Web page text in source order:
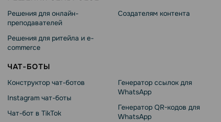
Решения для онлайн-
преподавателей
Решения для ритейла и e-
commerce
Создателям контента
ЧАТ-БОТЫ
Конструктор чат-ботов
Instagram чат-боты
Чат-бот в TikTok
Генератор ссылок для
WhatsApp
Генератор QR-кодов для
WhatsApp